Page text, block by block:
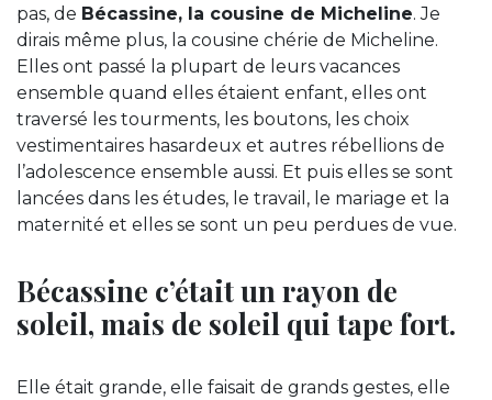
pas, de Bécassine, la cousine de Micheline. Je
dirais même plus, la cousine chérie de Micheline.
Elles ont passé la plupart de leurs vacances
ensemble quand elles étaient enfant, elles ont
traversé les tourments, les boutons, les choix
vestimentaires hasardeux et autres rébellions de
l’adolescence ensemble aussi. Et puis elles se sont
lancées dans les études, le travail, le mariage et la
maternité et elles se sont un peu perdues de vue.
Bécassine c’était un rayon de
soleil, mais de soleil qui tape fort.
Elle était grande, elle faisait de grands gestes, elle